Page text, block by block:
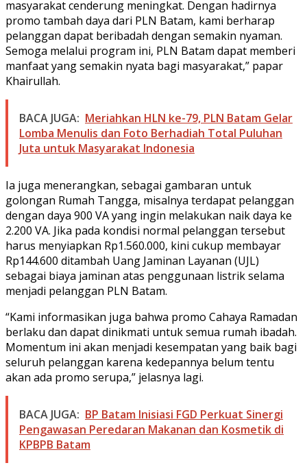
masyarakat cenderung meningkat. Dengan hadirnya
promo tambah daya dari PLN Batam, kami berharap
pelanggan dapat beribadah dengan semakin nyaman.
Semoga melalui program ini, PLN Batam dapat memberi
manfaat yang semakin nyata bagi masyarakat,” papar
Khairullah.
BACA JUGA: Meriahkan HLN ke-79, PLN Batam Gelar
Lomba Menulis dan Foto Berhadiah Total Puluhan
Juta untuk Masyarakat Indonesia
Ia juga menerangkan, sebagai gambaran untuk
golongan Rumah Tangga, misalnya terdapat pelanggan
dengan daya 900 VA yang ingin melakukan naik daya ke
2.200 VA. Jika pada kondisi normal pelanggan tersebut
harus menyiapkan Rp1.560.000, kini cukup membayar
Rp144.600 ditambah Uang Jaminan Layanan (UJL)
sebagai biaya jaminan atas penggunaan listrik selama
menjadi pelanggan PLN Batam.
“Kami informasikan juga bahwa promo Cahaya Ramadan
berlaku dan dapat dinikmati untuk semua rumah ibadah.
Momentum ini akan menjadi kesempatan yang baik bagi
seluruh pelanggan karena kedepannya belum tentu
akan ada promo serupa,” jelasnya lagi.
BACA JUGA: BP Batam Inisiasi FGD Perkuat Sinergi
Pengawasan Peredaran Makanan dan Kosmetik di
KPBPB Batam